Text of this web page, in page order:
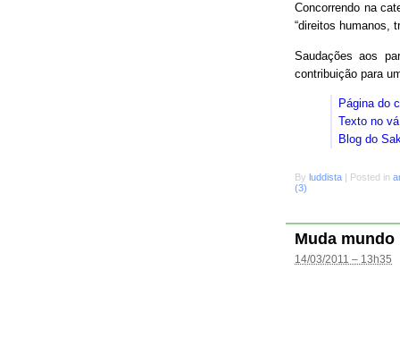
Concorrendo na
“direitos humanos,
Saudações aos
contribuição para
Página do
Texto no
Blog do
By luddista Posted in
(3)
Muda mundo
14/03/2011 – 13h35